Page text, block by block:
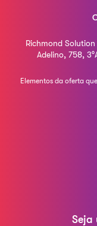
Richmond Solution
Adelino, 758,
Elementos da oferta
Seja